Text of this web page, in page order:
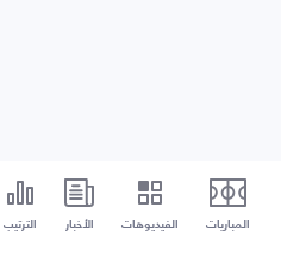
المباريات الفيديوهات الأخبار الترتيب